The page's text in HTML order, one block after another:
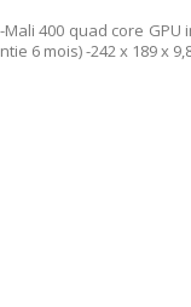
400 quad core
6 mois) -242 x 189 x